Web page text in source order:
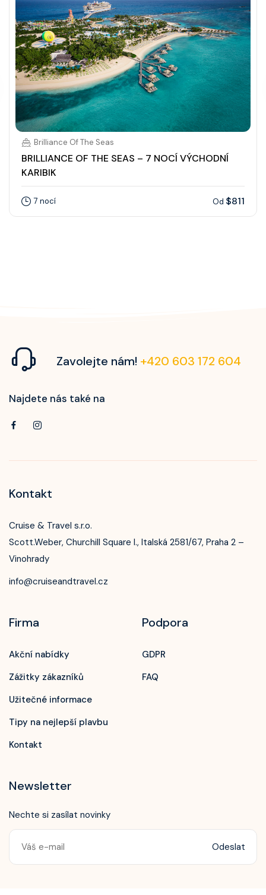
Zavolejte nám!
+420 603 172 604
Brilliance Of The Seas
BRILLIANCE OF THE SEAS – 7 NOCÍ VÝCHODNÍ
KARIBIK
7 nocí Od $811
Zavolejte nám! +420 603 172 604
Najdete nás také na
Kontakt
Cruise & Travel s.r.o.
Scott.Weber, Churchill Square I., Italská 2581/67, Praha 2 –
Vinohrady
info@cruiseandtravel.cz
Firma
Akční nabídky
Zážitky zákazníků
Užitečné informace
Tipy na nejlepší plavbu
Kontakt
Podpora
GDPR
FAQ
Newsletter
Nechte si zasílat novinky
Odeslat